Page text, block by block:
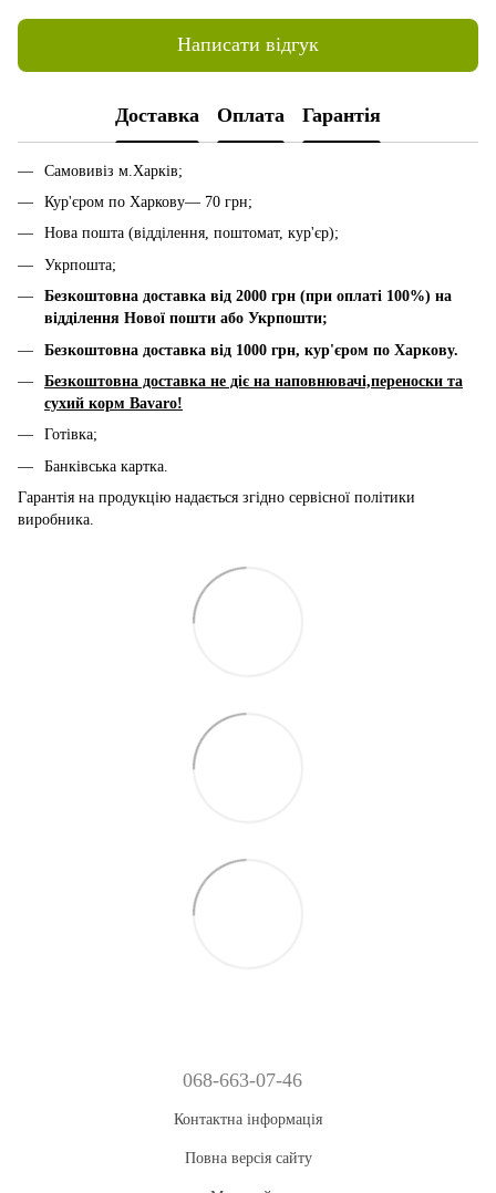
Написати відгук
Доставка Оплата Гарантія
Самовивіз м.Харків;
Кур'єром по Харкову— 70 грн;
Нова пошта (відділення, поштомат, кур'єр);
Укрпошта;
Безкоштовна доставка від 2000 грн (при оплаті 100%) на
відділення Нової пошти або Укрпошти;
Безкоштовна доставка від 1000 грн, кур'єром по Харкову.
Безкоштовна доставка не діє на наповнювачі,переноски та
сухий корм Bavaro!
Готівка;
Банківська картка.
Гарантія на продукцію надається згідно сервісної політики
виробника.
068-663-07-46
Контактна інформація
Повна версія сайту